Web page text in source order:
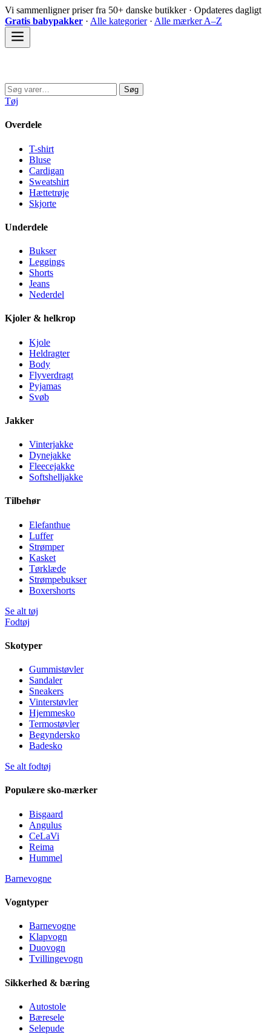
Spring
til
indhold
Vi sammenligner priser fra 50+ danske butikker · Opdateres dagligt
Gratis babypakker · Alle kategorier· Alle mærker A–Z
Søg
efter:
Søg
Tøj
Overdele
T-shirt
Bluse
Cardigan
Sweatshirt
Hættetrøje
Skjorte
Underdele
Bukser
Leggings
Shorts
Jeans
Nederdel
Kjoler & helkrop
Kjole
Heldragter
Body
Flyverdragt
Pyjamas
Svøb
Jakker
Vinterjakke
Dynejakke
Fleecejakke
Softshelljakke
Tilbehør
Elefanthue
Luffer
Strømper
Kasket
Tørklæde
Strømpebukser
Boxershorts
Se alt tøj
Fodtøj
Skotyper
Gummistøvler
Sandaler
Sneakers
Vinterstøvler
Hjemmesko
Termostøvler
Begyndersko
Badesko
Se alt fodtøj
Populære sko-mærker
Bisgaard
Angulus
CeLaVi
Reima
Hummel
Barnevogne
Vogntyper
Barnevogne
Klapvogn
Duovogn
Tvillingevogn
Sikkerhed & bæring
Autostole
Bæresele
Selepude